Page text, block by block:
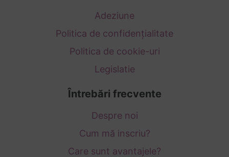
Adeziune
Politica de confidențialitate
Politica de cookie-uri
Legislatie
Întrebări frecvente
Despre noi
Cum mă inscriu?
Care sunt avantajele?